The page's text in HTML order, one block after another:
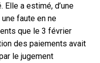
Elle a estimé, d’une
faute en ne
que le 3 février
des paiements avait
le jugement